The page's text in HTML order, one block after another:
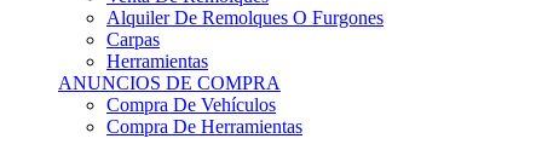
Carpas
Herramientas
ANUNCIOS DE COMPRA
Compra De Vehículos
Compra De Herramientas
COCHES DE CALLE